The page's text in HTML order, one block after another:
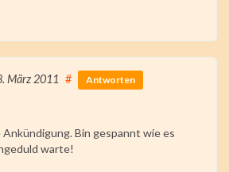
März 2011 # Antworten
Bin gespannt wie es
warte!